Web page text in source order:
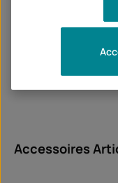
Ignorer la galerie de
Accessoires